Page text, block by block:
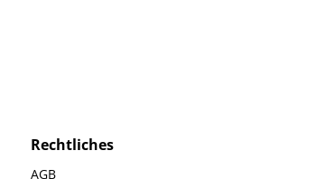
Rechtliches
AGB